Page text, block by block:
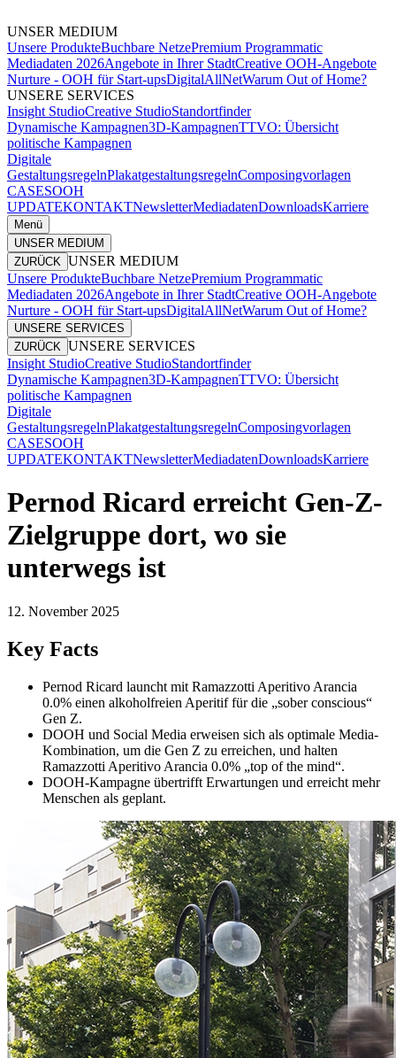
UNSER MEDIUM
Unsere ProdukteBuchbare NetzePremium Programmatic
Mediadaten 2026Angebote in Ihrer StadtCreative OOH-Angebote
Nurture - OOH für Start-upsDigitalAllNetWarum Out of Home?
UNSERE SERVICES
Insight StudioCreative StudioStandortfinder
Dynamische Kampagnen3D-KampagnenTTVO: Übersicht
politische Kampagnen
Digitale
GestaltungsregelnPlakatgestaltungsregelnComposingvorlagen
CASESOOH
UPDATEKONTAKTNewsletterMediadatenDownloadsKarriere
Menü
UNSER MEDIUM
ZURÜCK UNSER MEDIUM
Unsere ProdukteBuchbare NetzePremium Programmatic
Mediadaten 2026Angebote in Ihrer StadtCreative OOH-Angebote
Nurture - OOH für Start-upsDigitalAllNetWarum Out of Home?
UNSERE SERVICES
ZURÜCK UNSERE SERVICES
Insight StudioCreative StudioStandortfinder
Dynamische Kampagnen3D-KampagnenTTVO: Übersicht
politische Kampagnen
Digitale
GestaltungsregelnPlakatgestaltungsregelnComposingvorlagen
CASESOOH
UPDATEKONTAKTNewsletterMediadatenDownloadsKarriere
Pernod Ricard erreicht Gen-Z-
Zielgruppe dort, wo sie
unterwegs ist
12. November 2025
Key Facts
Pernod Ricard launcht mit Ramazzotti Aperitivo Arancia
0.0% einen alkoholfreien Aperitif für die „sober conscious“
Gen Z.
DOOH und Social Media erweisen sich als optimale Media-
Kombination, um die Gen Z zu erreichen, und halten
Ramazzotti Aperitivo Arancia 0.0% „top of the mind“.
DOOH-Kampagne übertrifft Erwartungen und erreicht mehr
Menschen als geplant.